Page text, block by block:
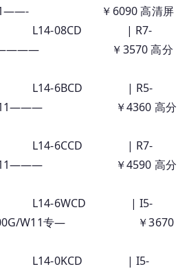
W11——- ￥6090 高清屏
: L14-08CD | R7-
W10———— ￥3570 高分
: L14-6BCD | R5-
W11——— ￥4360 高分
: L14-6CCD | R7-
W11——— ￥4590 高分
: L14-6WCD | I5-
W11专— ￥3670
: L14-0KCD | I5-